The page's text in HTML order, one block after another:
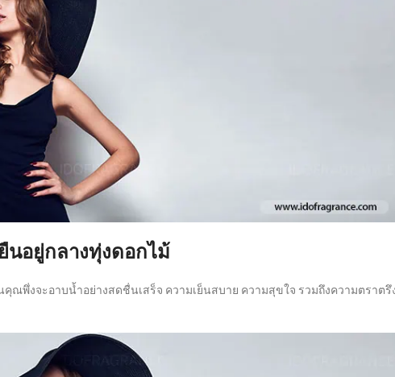
อยู่กลางทุ่งดอกไม้
ณพึ่งจะอาบน้ำอย่างสดชื่นเสร็จ ความเย็นสบาย ความสุขใจ รวมถึงความตราตรึ